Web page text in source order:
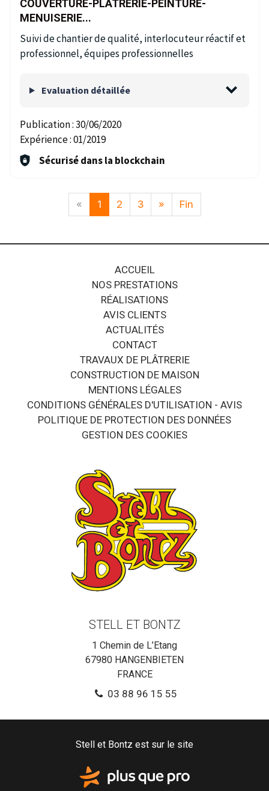
COUVERTURE-PLATRERIE-PEINTURE-
MENUISERIE...
Suivi de chantier de qualité, interlocuteur réactif et
professionnel, équipes professionnelles
Evaluation détaillée
Publication :30/06/2020
Expérience :01/2019
Sécurisé dans la blockchain
« 1 2 3 » Fin
ACCUEIL
NOS PRESTATIONS
RÉALISATIONS
AVIS CLIENTS
ACTUALITÉS
CONTACT
TRAVAUX DE PLÂTRERIE
CONSTRUCTION DE MAISON
MENTIONS LÉGALES
CONDITIONS GÉNÉRALES D'UTILISATION - AVIS
POLITIQUE DE PROTECTION DES DONNÉES
GESTION DES COOKIES
STELL ET BONTZ
1 Chemin de L’Etang
67980 HANGENBIETEN
FRANCE
03 88 96 15 55
Stell et Bontz est sur le site